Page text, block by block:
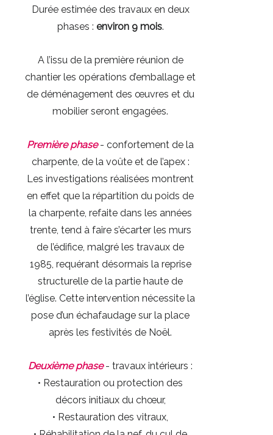
Durée estimée des travaux en deux
phases : environ 9 mois.
A l’issu de la première réunion de
chantier les opérations d’emballage et
de déménagement des œuvres et du
mobilier seront engagées.
Première phase- confortement de la
charpente, de la voûte et de l’apex :
Les investigations réalisées montrent
en effet que la répartition du poids de
la charpente, refaite dans les années
trente, tend à faire s’écarter les murs
de l’édifice, malgré les travaux de
1985, requérant désormais la reprise
structurelle de la partie haute de
l’église. Cette intervention nécessite la
pose d’un échafaudage sur la place
après les festivités de Noël.
Deuxième phase- travaux intérieurs :
• Restauration ou protection des
décors initiaux du chœur,
• Restauration des vitraux,